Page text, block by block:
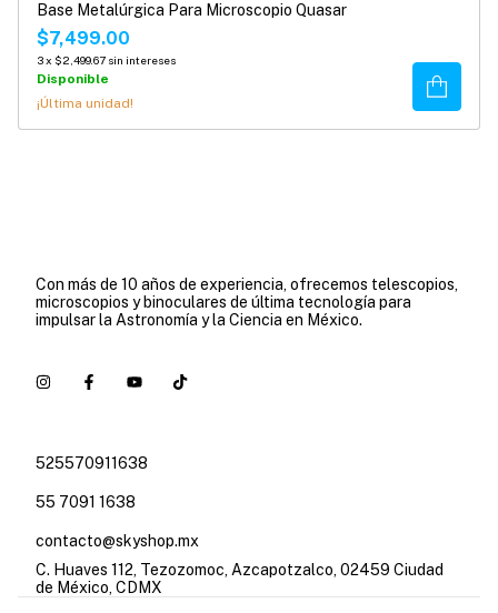
Base Metalúrgica Para Microscopio Quasar
$7,499.00
3x $2,499.67 sin intereses
Disponible
¡Última unidad!
Comprar
Con más de 10 años de experiencia, ofrecemos telescopios,
microscopios y binoculares de última tecnología para
impulsar la Astronomía y la Ciencia en México.
525570911638
55 7091 1638
contacto@skyshop.mx
C. Huaves 112, Tezozomoc, Azcapotzalco, 02459 Ciudad
de México, CDMX